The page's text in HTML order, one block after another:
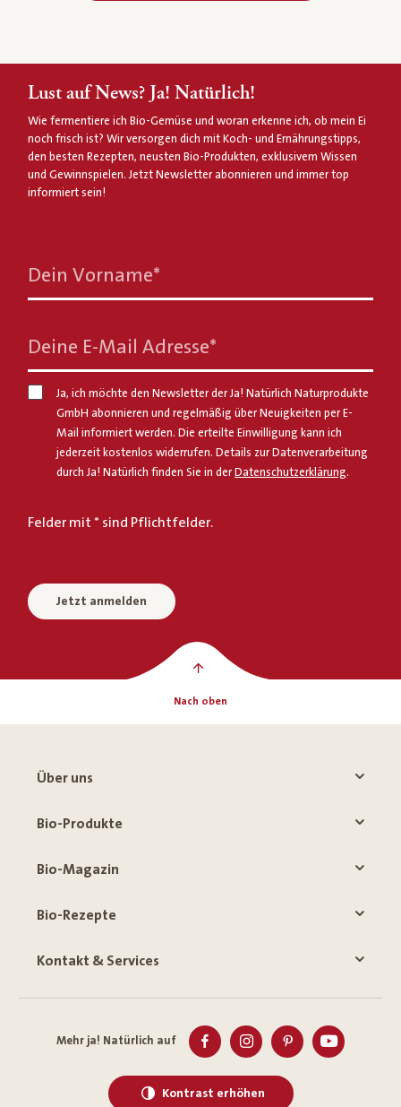
Lust auf News? Ja! Natürlich!
Wie fermentiere ich Bio-Gemüse und woran erkenne ich, ob mein Ei
noch frisch ist? Wir versorgen dich mit Koch- und Ernährungstipps,
den besten Rezepten, neusten Bio-Produkten, exklusivem Wissen
und Gewinnspielen. Jetzt Newsletter abonnieren und immer top
informiert sein!
Dein Vorname*
Deine E-Mail Adresse*
Ja, ich möchte den Newsletter der Ja! Natürlich Naturprodukte
GmbH abonnieren und regelmäßig über Neuigkeiten per E-
Mail informiert werden. Die erteilte Einwilligung kann ich
jederzeit kostenlos widerrufen. Details zur Datenverarbeitung
durch Ja! Natürlich finden Sie in derDatenschutzerklärung.
Felder mit * sind Pflichtfelder.
Jetzt anmelden
Nach oben
Über uns
Bio-Produkte
Bio-Magazin
Bio-Rezepte
Kontakt & Services
Mehr ja! Natürlich auf
Kontrast erhöhen